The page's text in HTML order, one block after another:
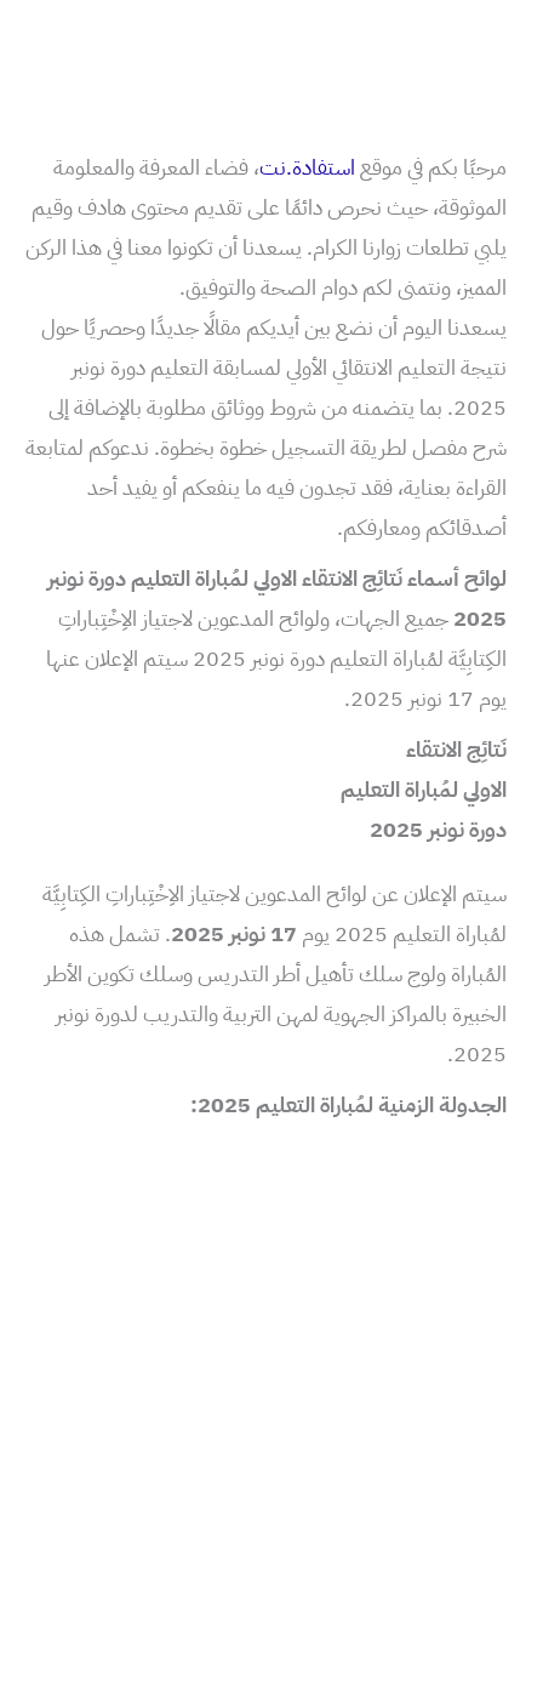
مرحبًا بكم في موقعاستفادة.نت، فضاء المعرفة والمعلومة
الموثوقة، حيث نحرص دائمًا على تقديم محتوى هادف وقيم
يلبي تطلعات زوارنا الكرام. يسعدنا أن تكونوا معنا في هذا الركن
المميز، ونتمنى لكم دوام الصحة والتوفيق.
يسعدنا اليوم أن نضع بين أيديكم مقالًا جديدًا وحصريًا حول
نتيجة التعليم الانتقائي الأولي لمسابقة التعليم دورة نونبر
2025. بما يتضمنه من شروط ووثائق مطلوبة بالإضافة إلى
شرح مفصل لطريقة التسجيل خطوة بخطوة. ندعوكم لمتابعة
القراءة بعناية، فقد تجدون فيه ما ينفعكم أو يفيد أحد
أصدقائكم ومعارفكم.
لوائح أسماء نَتائِج الانتقاء الاولي لمُباراة التعليم دورة نونبر
2025جميع الجهات، ولوائح المدعوين لاجتياز الاِخْتِباراتِ
الكِتابِيَّة لمُباراة التعليم دورة نونبر 2025 سيتم الإعلان عنها
يوم 17 نونبر 2025.
نَتائِج الانتقاء
الاولي لمُباراة التعليم
دورة نونبر 2025
سيتم الإعلان عن لوائح المدعوين لاجتياز الاِخْتِباراتِ الكِتابِيَّة
لمُباراة التعليم 2025 يوم
17 نونبر 2025
. تشمل هذه
المُباراة ولوج سلك تأهيل أطر التدريس وسلك تكوين الأطر
الخبيرة بالمراكز الجهوية لمهن التربية والتدريب لدورة نونبر
2025.
الجدولة الزمنية لمُباراة التعليم 2025: